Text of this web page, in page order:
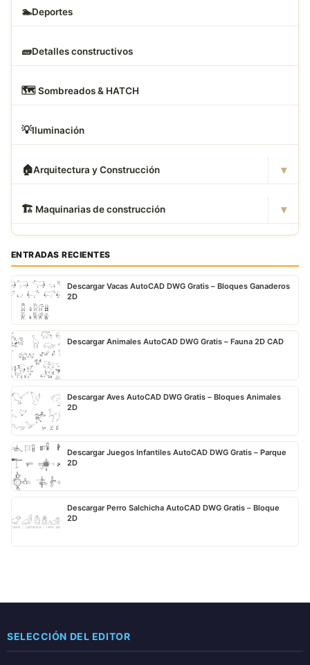
🏊Deportes
🧱Detalles constructivos
🗺️ Sombreados & HATCH
💡Iluminación
🏠Arquitectura y Construcción ▾
🏗 ️ Maquinarias de construcción ▾
ENTRADAS RECIENTES
Descargar Vacas AutoCAD DWG Gratis – Bloques Ganaderos
2D
Descargar Animales AutoCAD DWG Gratis – Fauna 2D CAD
Descargar Aves AutoCAD DWG Gratis – Bloques Animales
2D
Descargar Juegos Infantiles AutoCAD DWG Gratis – Parque
2D
Descargar Perro Salchicha AutoCAD DWG Gratis – Bloque
2D
SELECCIÓN DEL EDITOR